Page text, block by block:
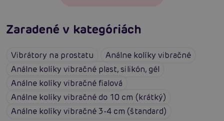
Zaradené v kategóriách
Vibrátory na prostatu
Análne kolíky vibračné
Análne kolíky vibračné plast, silikón, gél
Análne kolíky vibračné fialová
Análne kolíky vibračné do 10 cm (krátký)
Análne kolíky vibračné 3-4 cm (štandard)